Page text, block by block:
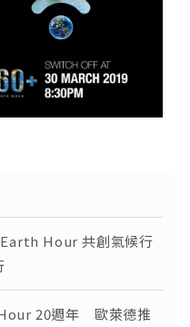
Hour 共創氣候行
20週年 歐萊德推